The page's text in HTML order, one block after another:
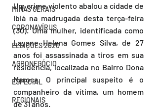
MINAS GERAIS
CORONAVÍRUS
ELEIÇÕES 2020
AGRONEGÓCIO
ESPECIAL
REGIONAIS
Um crime violento abalou a cidade de
Ibiá na madrugada desta terça-feira
(30). Uma mulher, identificada como
Layane Helena Gomes Silva, de 27
anos foi assassinada a tiros em sua
residência, localizada no Bairro Dona
Maroca. O principal suspeito é o
companheiro da vítima, um homem
de 31 anos.